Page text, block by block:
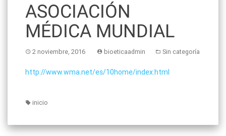
ASOCIACIÓN
MÉDICA MUNDIAL
2 noviembre, 2016 bioeticaadmin Sin categoría
http://www.wma.net/es/10home/index.html
inicio